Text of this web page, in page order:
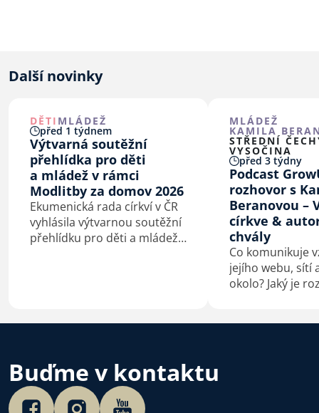
Další novinky
DĚTI MLÁDEŽ
před 1 týdnem
Výtvarná soutěžní
přehlídka pro děti
a mládež v rámci
Modlitby za domov 2026
Ekumenická rada církví v ČR
vyhlásila výtvarnou soutěžní
přehlídku pro děti a mládež
MLÁDEŽ
KAMILA
STŘEDNÍ
VYSOČINA
před 3 týdny
Podcast
rozhovor s
Beranovou –
církve &
chvály
Co komunikuje
jejího webu, sítí
okolo? Jaký je
Buďme v kontaktu